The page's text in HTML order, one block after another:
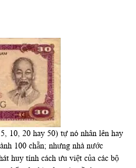
10, 20 hay 50) tự nó nhân lên hay
100 chẵn; nhưng nhà nước
huy tính cách ưu việt của các bộ